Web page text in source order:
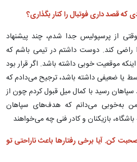
که قصد داری فوتبال را کنار بگذاری؟
از پرسپولیس جدا شدم، چند پیشنهاد
راضی کند. دوست داشتم در تیمی باشم که
موقعیت خوبی داشته باشد. اگر قرار بود
یا ضعیفی داشته باشد، ترجیح می‌دادم که
رسید با کمال میل قبول کردم چون از
به‌خوبی می‌دانم که هدف‌های سپاهان
بازیکنان و کادر فنی چه می‌خواهند
کن. آیا برخی رفتارها باعث ناراحتی تو